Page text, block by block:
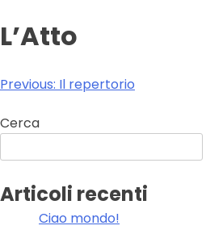
L’Atto
Navigazione
articoli
Previous: Il repertorio
Cerca
Articoli recenti
Ciao mondo!